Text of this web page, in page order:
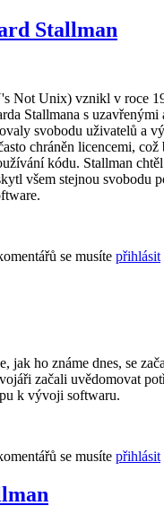
Stallman
Not Unix) vznikl v roce
Stallmana s uzavřenými
svobodu uživatelů a
chráněn licencemi,
kódu. Stallman
všem stejnou svobodu
se musíte přihlásit
jak ho známe dnes, se
začali uvědomovat
k vývoji softwaru.
se musíte přihlásit